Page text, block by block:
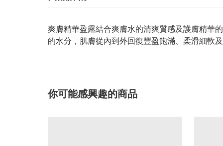
爽膚精華盈露結合爽膚水的清爽質感及護膚精華
的水分，肌膚從內到外回復豐盈飽滿、柔滑細軟
你可能感興趣的商品